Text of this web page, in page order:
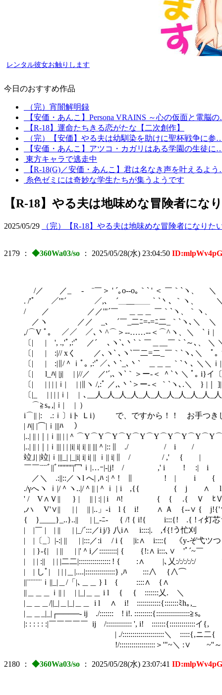
レンタル彼女お触りします
今日のおすすめ作品
（完）宵闇解明録
【安価・あんこ】Persona VRAINS ～心の仮面と電脳
【R-18】運命たちきる恋がたな【二次創作】
（完）【安価】やる夫は幼馴染を助けに聖杯戦争に参
【安価・あんこ】アツコ・カガリはある学園の生徒に
東方キャラで逃走中
【R-18(G)／安価・あんこ】君は名なき声を叶えるよ
糸色ゼミには奇妙な学生たちが集うようです
【R-18】やる夫は地味めな冒険者に
2025/05/29 （完）【R-18】やる夫は地味めな冒険者になりた
2179 ： ◆360Wa03/so ： 2025/05/28(水) 23:04:50 ID:mlpWv4pG
/／ ／_ - ¨￣＞ ' ´｡o--o｡｀` ' ＜ ￣｀`ヽ、
. /'ﾟ ／'"´ ／,､ ´＿__＿＿｀`丶､ ｀ヽ、
/ ／ ／／'"´￣ ＿＿＿ ￣｀`ヽ、｀ヽ、
／ヽ ／／ _､ ´￣_二ﾆ=‐=ﾆ二_｀`ヽ､＼
,/⌒V ﾟ｡ ／／ ／､丶^⌒＞-‐……‐-＜⌒^ヽ、＼ `ｉ|
〔| | ', .,'ﾟ,:'ﾟ ／´ ､ヽ`､丶`｀￣＿__￣｀`～､、
〔| | :|// xく ／､ヽ` ､ヽ`￣二=二_￣｀`ヽ､＼ ﾟ
〔| | :|∥/＾ｉﾟ｡ ,:'ﾟ／､丶`_､丶` ＿＿＿｀`丶､ ＼＼
〔| l_ﾊ| |j| | |//／ ／'´,､ヽ`｀＞ー‐＜ ＾`丶＼ ﾟ｡ i}イ〔
〔| | | | |ｉ| | |∥ヽ /,:ﾟ ／,､丶`＞ー‐＜ ｀`ヽ､.＼ } |
〔|_ | | | |ｉ| | ､__人_人_人_人_人_人_人_人_人_人_
⌒≧s｡,|
i⌒|| |: .:ｉ〕iト Ｌi） で、ですから！！ お手つき
| ﾊ|| |⌒|ｉ
|..| || |｜|ｉ||| | |＾
|..| || |｜|ｉ||| | | |i| i| i| || |||＾|:: ∥ ./ /
竝｣| |竝|ｉ|||_| |_|i| i| i| || ｉ||
￣￣¨¨¨ﾞ||ﾞ''''''''''|冖ｉ|…ｰ|-|
／＼ .:||::／ヽl へ| ,ﾊ :|＾
./γへヽ ｉ|/＾ヽ..|/＾|| |＾ｉ | i
' / V∧Ｖ|| } | || | :| | i ﾊ! { { .{
,ハ V'∨|| | | || |..」- i l { i! ∧ Ａ {-‐∨
{ }____}_..}..|| | |_-ﾆ-￣ { /! { i!{ i:::{! .{ !ィ
| |￣ | | || | |_/´:::／i j/} 八i∧ i::::|. ,ｲ{!う
| |〔_〕|‐:| || | |:::／:i / i { |i:∧ i::::{ 《y‐
| | }‐{| | || | |'＾i／:::::::::| { {!:∧
| | | :|| | | |二二|:::::::::::::::: ! { :∧ |､乂:/:/
| | しﾟ| | | |＿
||¨¨¨¨¨¨ｉ||_|＿/「|､＿＿ } l {
||＿＿＿ｉ|| | | |_|＿＿ i l { { :::::::乂.
|＿＿＿/||_|＿|_|＿＿ i l ∧ i!
|＿＿_|_|┌────‐ ij ./::::::: ! i!.
|: : : : : :|￣￣￣￣￣ ij /::::::::::::: ', i!
| ./:::::::::::::::::::::＼ :::::{,ニ二{ ￣
!/::::::::::::::::::＞'"~＼ :∨ ~''～､ ＿
2180 ： ◆360Wa03/so ： 2025/05/28(水) 23:07:41 ID:mlpWv4pG